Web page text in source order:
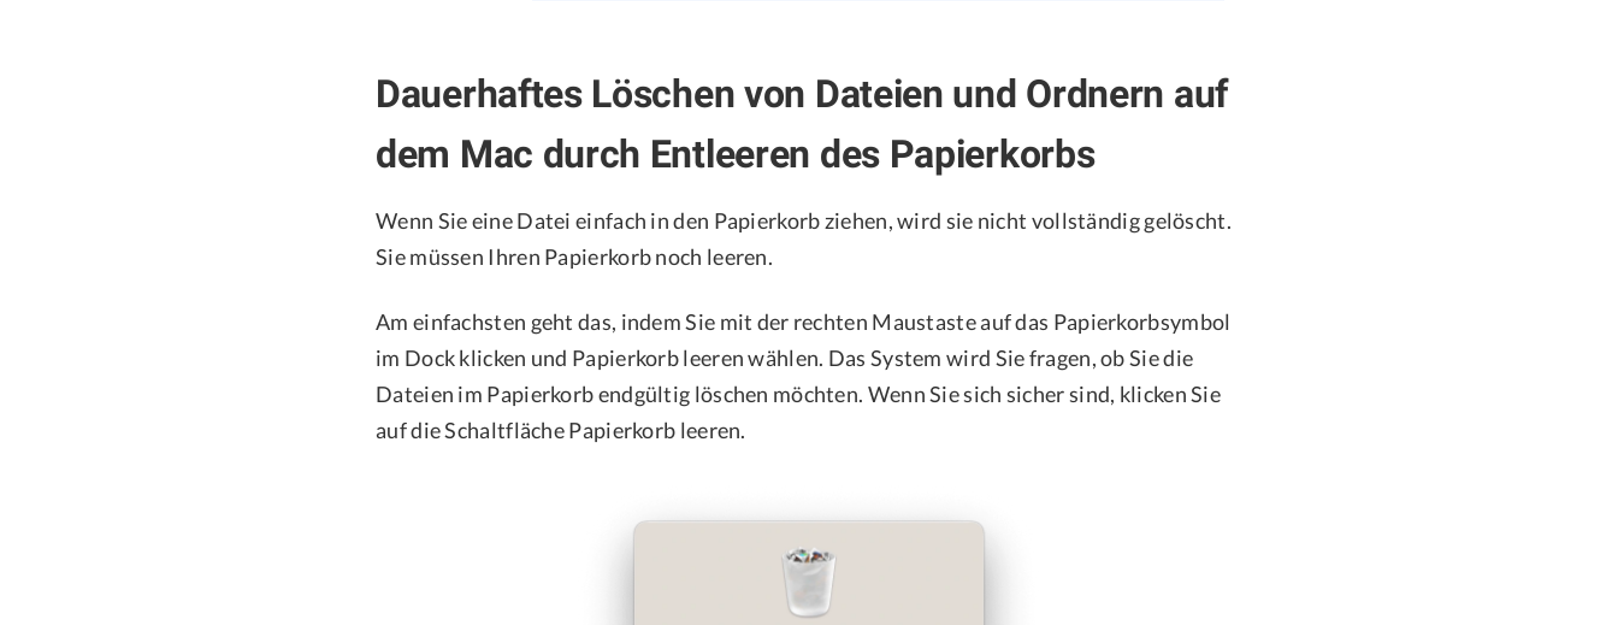
Dauerhaftes Löschen von Dateien und Ordnern auf
dem Mac durch Entleeren des Papierkorbs
Wenn Sie eine Datei einfach in den Papierkorb ziehen, wird sie nicht vollständig gelöscht.
Sie müssen Ihren Papierkorb noch leeren.
Am einfachsten geht das, indem Sie mit der rechten Maustaste auf das Papierkorbsymbol
im Dock klicken und Papierkorb leeren wählen. Das System wird Sie fragen, ob Sie die
Dateien im Papierkorb endgültig löschen möchten. Wenn Sie sich sicher sind, klicken Sie
auf die Schaltfläche Papierkorb leeren.